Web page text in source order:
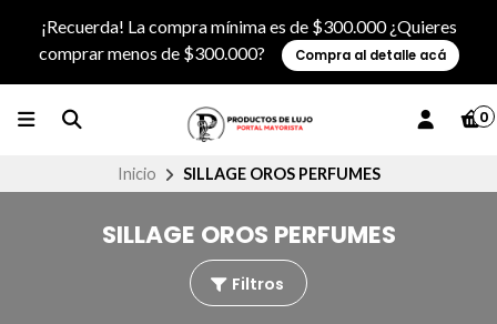
¡Recuerda! La compra mínima es de $300.000 ¿Quieres
comprar menos de $300.000?
Compra al detalle acá
0
Inicio SILLAGE OROS PERFUMES
SILLAGE OROS PERFUMES
Filtros